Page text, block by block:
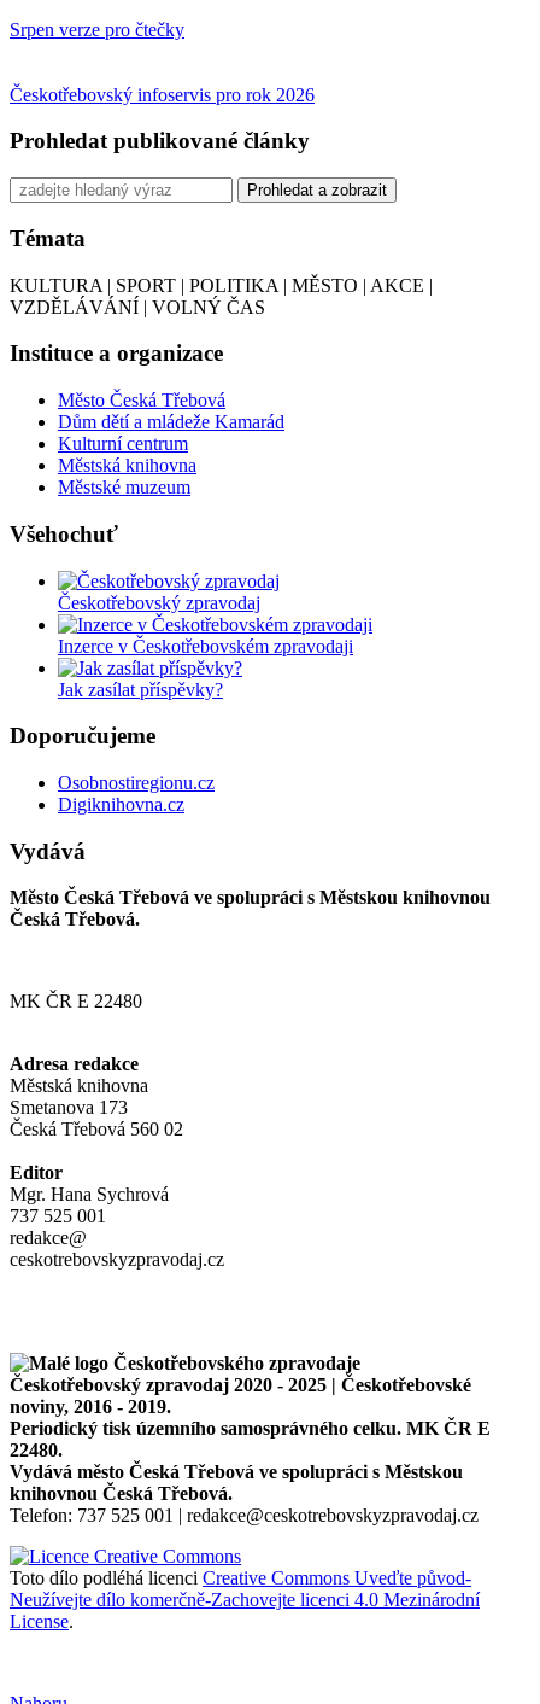
Srpen verze pro čtečky
Českotřebovský infoservis pro rok 2026
Prohledat publikované články
Témata
KULTURA | SPORT | POLITIKA | MĚSTO | AKCE |
VZDĚLÁVÁNÍ | VOLNÝ ČAS
Instituce a organizace
Město Česká Třebová
Dům dětí a mládeže Kamarád
Kulturní centrum
Městská knihovna
Městské muzeum
Všehochuť
Českotřebovský zpravodaj
Inzerce v Českotřebovském zpravodaji
Jak zasílat příspěvky?
Doporučujeme
Osobnostiregionu.cz
Digiknihovna.cz
Vydává
Město Česká Třebová ve spolupráci s Městskou knihovnou
Česká Třebová.
MK ČR E 22480
Adresa redakce
Městská knihovna
Smetanova 173
Česká Třebová 560 02
Editor
Mgr. Hana Sychrová
737 525 001
redakce@
ceskotrebovskyzpravodaj.cz
Českotřebovský zpravodaj 2020 - 2025 | Českotřebovské
noviny, 2016 - 2019.
Periodický tisk územního samosprávného celku. MK ČR E
22480.
Vydává město Česká Třebová ve spolupráci s Městskou
knihovnou Česká Třebová.
Telefon: 737 525 001 | redakce@ceskotrebovskyzpravodaj.cz
Toto dílo podléhá licenci Creative Commons Uveďte původ-
Neužívejte dílo komerčně-Zachovejte licenci 4.0 Mezinárodní
License.